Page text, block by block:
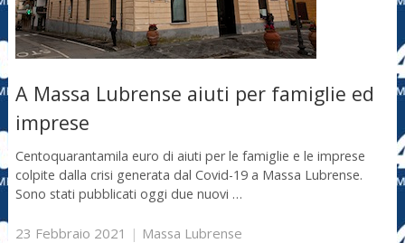
A Massa Lubrense aiuti per famiglie ed
imprese
Centoquarantamila euro di aiuti per le famiglie e le imprese
colpite dalla crisi generata dal Covid-19 a Massa Lubrense.
Sono stati pubblicati oggi due nuovi …
23 Febbraio 2021 | Massa Lubrense